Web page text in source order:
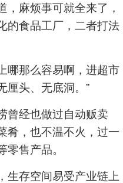
，麻烦事可就全来了，
的食品工厂，二者打法
那么容易啊，进超市
厘头、无底洞。”
经也做过自动贩卖
肴，也不温不火，过一
售产品。
存空间易受产业链上